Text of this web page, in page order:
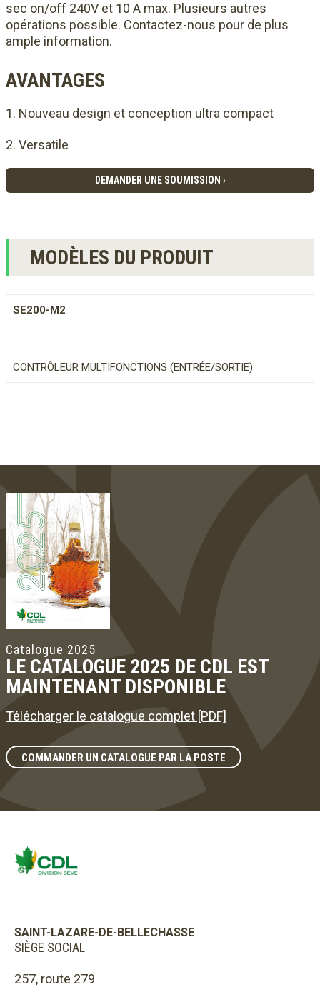
sec on/off 240V et 10 A max. Plusieurs autres
opérations possible. Contactez-nous pour de plus
ample information.
AVANTAGES
Nouveau design et conception ultra compact
Versatile
DEMANDER UNE SOUMISSION ›
MODÈLES DU PRODUIT
SE200-M2
CONTRÔLEUR MULTIFONCTIONS (ENTRÉE/SORTIE)
Catalogue 2025
LE CATALOGUE 2025 DE CDL EST
MAINTENANT DISPONIBLE
Télécharger le catalogue complet [PDF]
COMMANDER UN CATALOGUE PAR LA POSTE
SAINT-LAZARE-DE-BELLECHASSE
SIÈGE SOCIAL
257, route 279